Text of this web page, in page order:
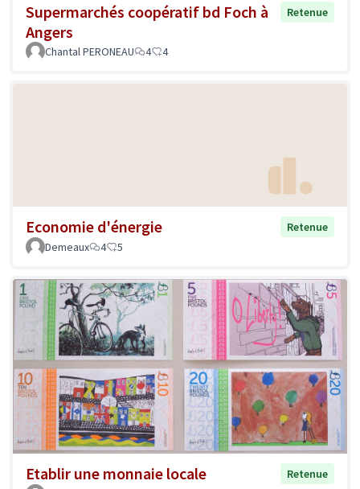
Supermarchés coopératif bd Foch à
Angers
Retenue
Chantal PERONEAU 4 4
Economie d'énergie
Retenue
Demeaux
4 5
Etablir une monnaie locale
Retenue